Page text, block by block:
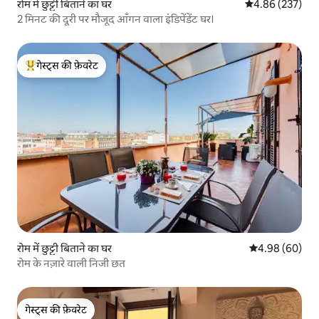
रोम में छुट्टी बिताने का घर औसत रेटिंग 5 में से
4.86 (237)
2 मिनट की दूरी पर मौजूद आँगन वाला इंडिपेंडेंट घर।
गेस्ट्स का टॉप फ़ेवरेट
गेस्ट्स की फ़ेवरेट
रोम में छुट्टी बिताने का घर औसत रेटिंग 5 में
4.98 (60)
रोम के नज़ारे वाली निजी छत
गेस्ट्स की फ़ेवरेट